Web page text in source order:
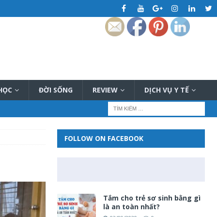
ĐỜI SỐNG REVIEW DỊCH VỤ Y TẾ
FOLLOW ON FACEBOOK
Tắm cho trẻ sơ sinh bằng gì
là an toàn nhất?